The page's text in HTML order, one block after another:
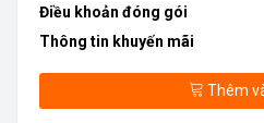
Điều khoản đóng gói
Thông tin khuyến mãi
Thêm